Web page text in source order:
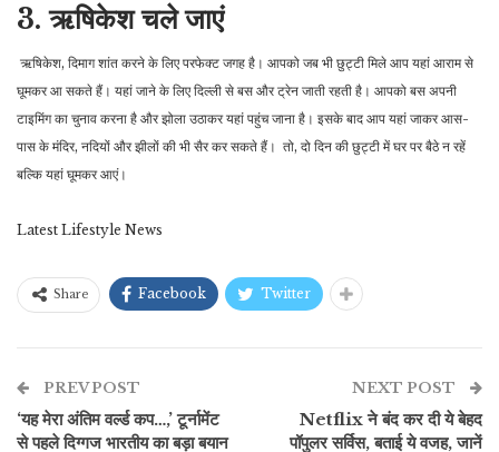
3. ऋषिकेश चले जाएं
ऋषिकेश, दिमाग शांत करने के लिए परफेक्ट जगह है। आपको जब भी छुट्टी मिले आप यहां आराम से
घूमकर आ सकते हैं। यहां जाने के लिए दिल्ली से बस और ट्रेन जाती रहती है। आपको बस अपनी
टाइमिंग का चुनाव करना है और झोला उठाकर यहां पहुंच जाना है। इसके बाद आप यहां जाकर आस-
पास के मंदिर, नदियों और झीलों की भी सैर कर सकते हैं। तो, दो दिन की छुट्टी में घर पर बैठे न रहें
बल्कि यहां घूमकर आएं।
Latest Lifestyle News
Share Facebook Twitter
PREV POST
‘यह मेरा अंतिम वर्ल्ड कप…,’ टूर्नामेंट
से पहले दिग्गज भारतीय का बड़ा बयान
NEXT POST
Netflix ने बंद कर दी ये बेहद
पॉपुलर सर्विस, बताई ये वजह, जानें